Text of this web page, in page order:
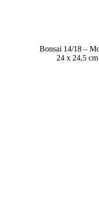
Bonsai 14/18 –
24 x 24,5